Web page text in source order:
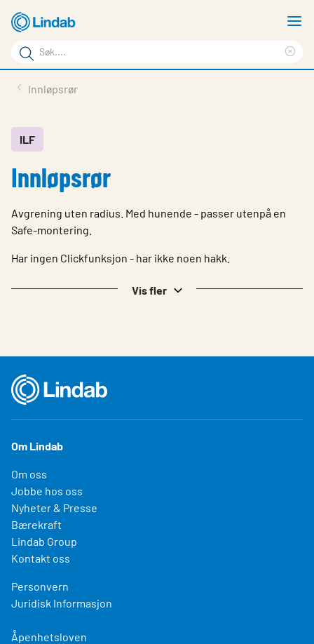
hovedinnhold
Søkeord
Søk
på
Last ned
Om Lindab
Kontakt oss
Logg inn
Choose languge
Norway
Innløpsrør
ILF
Innløpsrør
Avgrening uten radius. Med hunende - passer utenpå en
Safe-montering.
Har ingen Clickfunksjon - har ikke noen hakk.
Vis fler
Om Lindab
Om oss
Jobbe hos oss
Nyheter & Presse
Bærekraft
Lindab Group
Kontakt oss
Personvern
Juridisk Informasjon
Åpenhetsloven